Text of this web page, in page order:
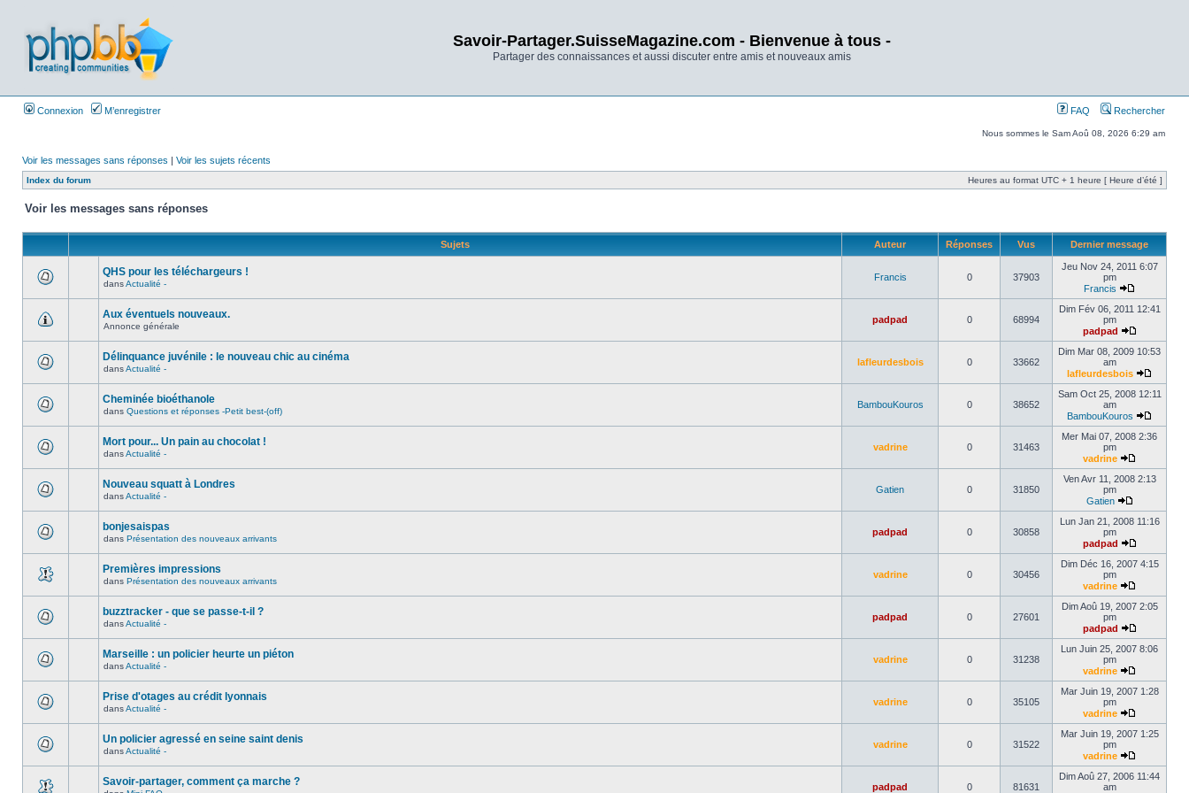
Savoir-Partager.SuisseMagazine.com - Bienvenue à tous -
Partager des connaissances et aussi discuter entre amis et nouveaux amis
Connexion M’enregistrer FAQ Rechercher
Nous sommes le Sam Aoû 08, 2026 6:29 am
Voir les messages sans réponses | Voir les sujets récents
Index du forum Heures au format UTC + 1 heure [ Heure d’été ]
Voir les messages sans réponses
Sujets Auteur Réponses Vus Dernier message
QHS pour les téléchargeurs !
dansActualité -
Francis 0 37903
Jeu Nov 24, 2011 6:07
pm
Francis
Aux éventuels nouveaux.
Annonce générale
padpad 0 68994
Dim Fév 06, 2011 12:41
pm
padpad
Délinquance juvénile : le nouveau chic au cinéma
dansActualité -
lafleurdesbois 0 33662
Dim Mar 08, 2009 10:53
am
lafleurdesbois
Cheminée bioéthanole
dans Questions et réponses -Petit best-(off)
BambouKouros 0 38652
Sam Oct 25, 2008 12:11
am
BambouKouros
Mort pour... Un pain au chocolat !
dansActualité -
vadrine 0 31463
Mer Mai 07, 2008 2:36
pm
vadrine
Nouveau squatt à Londres
dansActualité -
Gatien 0 31850
Ven Avr 11, 2008 2:13
pm
Gatien
bonjesaispas
dans Présentation des nouveaux arrivants
padpad 0 30858
Lun Jan 21, 2008 11:16
pm
padpad
Premières impressions
dans Présentation des nouveaux arrivants
vadrine 0 30456
Dim Déc 16, 2007 4:15
pm
vadrine
buzztracker - que se passe-t-il ?
dansActualité -
padpad 0 27601
Dim Aoû 19, 2007 2:05
pm
padpad
Marseille : un policier heurte un piéton
dansActualité -
vadrine 0 31238
Lun Juin 25, 2007 8:06
pm
vadrine
Prise d'otages au crédit lyonnais
dansActualité -
vadrine 0 35105
Mar Juin 19, 2007 1:28
pm
vadrine
Un policier agressé en seine saint denis
dansActualité -
vadrine 0 31522
Mar Juin 19, 2007 1:25
pm
vadrine
Savoir-partager, comment ça marche ? padpad 0 81631
Dim Aoû 27, 2006 11:44
am